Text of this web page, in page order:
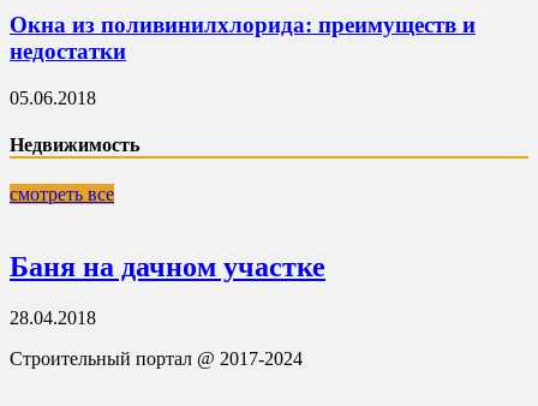
Окна из поливинилхлорида: преимуществ и
недостатки
05.06.2018
Недвижимость
смотреть все
Баня на дачном участке
28.04.2018
Строительный портал @ 2017-2024